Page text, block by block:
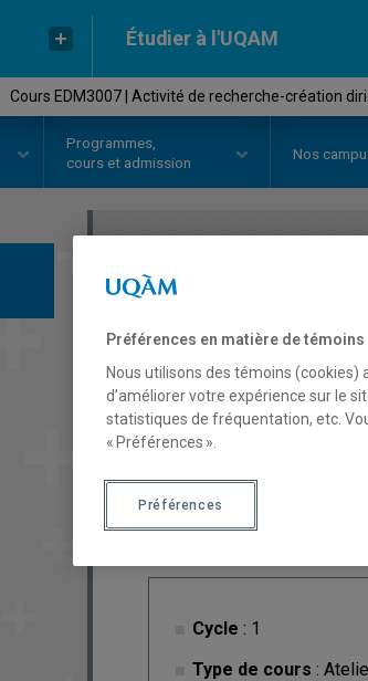
Étudier à l'UQAM
Cours EDM3007 | Activité de recherche-création
Programmes,
cours et admission
Nos
COURS
Description
Cycle : 1
Type de cours :
Préférences en matière de témoins
Nous utilisons des témoins
d’améliorer votre expérience sur le
statistiques de fréquentation, etc.
« Préférences ».
Préférences